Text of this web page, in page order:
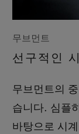
무브먼트
선구적인
무브먼트의
습니다. 심플
바탕으로 시